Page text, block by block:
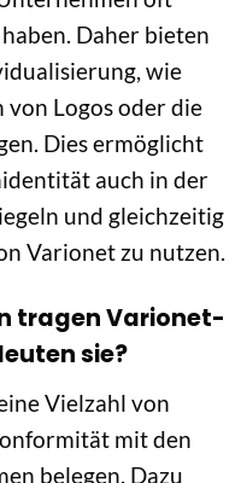
Daher bieten
wie
von Logos oder die
Dies ermöglicht
auch in der
und gleichzeitig
Varionet zu nutzen.
tragen Varionet-
sie?
Vielzahl von
mit den
belegen. Dazu